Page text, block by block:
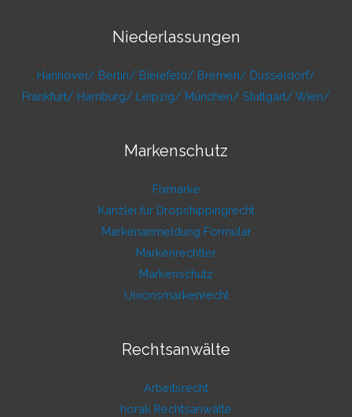
Niederlassungen
Hannover/ Berlin/ Bielefeld/ Bremen/ Düsseldorf/
Frankfurt/ Hamburg/ Leipzig/ München/ Stuttgart/ Wien/
Markenschutz
Fixmarke
Kanzlei für Dropshippingrecht
Markenanmeldung Formular
Markenrechtler
Markenschutz
Unionsmarkenrecht
Rechtsanwälte
Arbeitsrecht
horak Rechtsanwälte